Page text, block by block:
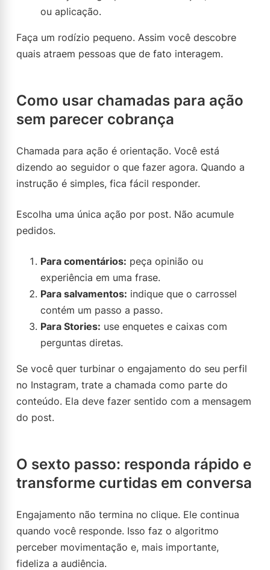
ou aplicação.
Faça um rodízio pequeno. Assim você descobre
quais atraem pessoas que de fato interagem.
Como usar chamadas para ação
sem parecer cobrança
Chamada para ação é orientação. Você está
dizendo ao seguidor o que fazer agora. Quando a
instrução é simples, fica fácil responder.
Escolha uma única ação por post. Não acumule
pedidos.
Para comentários: peça opinião ou
experiência em uma frase.
Para salvamentos: indique que o carrossel
contém um passo a passo.
Para Stories: use enquetes e caixas com
perguntas diretas.
Se você quer turbinar o engajamento do seu perfil
no Instagram, trate a chamada como parte do
conteúdo. Ela deve fazer sentido com a mensagem
do post.
O sexto passo: responda rápido e
transforme curtidas em conversa
Engajamento não termina no clique. Ele continua
quando você responde. Isso faz o algoritmo
perceber movimentação e, mais importante,
fideliza a audiência.